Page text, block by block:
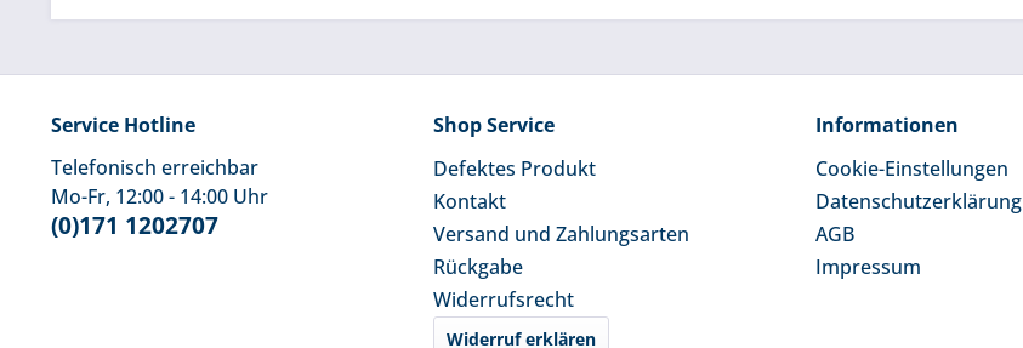
Service Hotline
Telefonisch erreichbar
Mo-Fr, 12:00 - 14:00 Uhr
(0)171 1202707
Shop Service
Defektes Produkt
Kontakt
Versand und Zahlungsarten
Rückgabe
Widerrufsrecht
Widerruf erklären
Informationen
Cookie-Einstellungen
Datenschutzerklärung
AGB
Impressum